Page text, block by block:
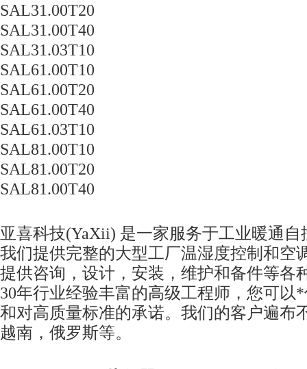
SAL31.00T20
SAL31.00T40
SAL31.03T10
SAL61.00T10
SAL61.00T20
SAL61.00T40
SAL61.03T10
SAL81.00T10
SAL81.00T20
SAL81.00T40
亚喜科技(YaXii) 是一家服务于工业暖通自
我们提供完整的大型工厂温湿度控制和空
提供咨询，设计，安装，维护和备件等各
30年行业经验丰富的高级工程师，您可以
和对高质量标准的承诺。我们的客户遍布
越南，俄罗斯等。